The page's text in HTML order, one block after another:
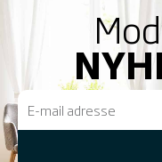
E-
mail